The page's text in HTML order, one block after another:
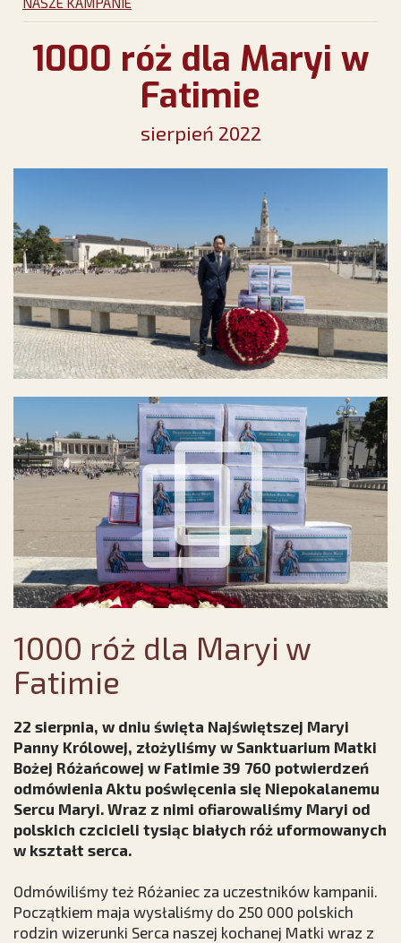
1000 róż dla Maryi w
Fatimie
sierpień 2022
1000 róż dla Maryi w
Fatimie
22 sierpnia, w dniu święta Najświętszej Maryi
Panny Królowej, złożyliśmy w Sanktuarium Matki
Bożej Różańcowej w Fatimie 39 760 potwierdzeń
odmówienia Aktu poświęcenia się Niepokalanemu
Sercu Maryi. Wraz z nimi ofiarowaliśmy Maryi od
polskich czcicieli tysiąc białych róż uformowanych
w kształt serca.
Odmówiliśmy też Różaniec za uczestników kampanii.
Początkiem maja wysłaliśmy do 250 000 polskich
rodzin wizerunki Serca naszej kochanej Matki wraz z